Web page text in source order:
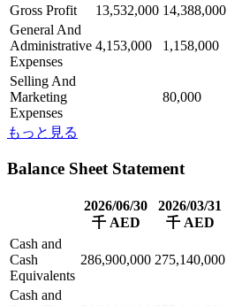
Gross Profit
13,532,000 14,388,000
General And
Administrative
Expenses
4,153,000 1,158,000
Selling And
Marketing
Expenses
80,000
もっと見る
Balance Sheet Statement
2026/06/30
千 AED
2026/03/31
千 AED
Cash and
Cash
Equivalents
286,900,000 275,140,000
Cash and